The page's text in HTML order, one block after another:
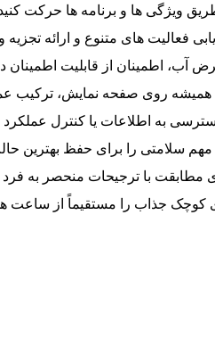
ویژگی ها و برنامه ها حرکت
اطمینان از قابلیت اطمینان
همیشه روی صفحه نمایش، ترکیب
به اطلاعات یا کنترل
سلامتی را برای حفظ بهترین
با ترجیحات منحصر به فرد
جذاب را مستقیماً از ساعت